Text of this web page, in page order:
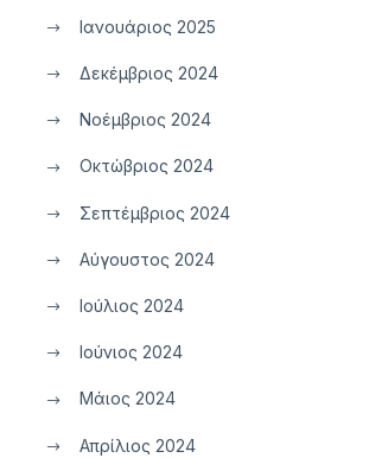
Ιανουάριος 2025
Δεκέμβριος 2024
Νοέμβριος 2024
Οκτώβριος 2024
Σεπτέμβριος 2024
Αύγουστος 2024
Ιούλιος 2024
Ιούνιος 2024
Μάιος 2024
Απρίλιος 2024